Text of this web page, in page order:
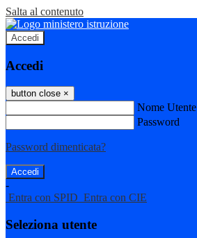
Salta al contenuto
Accedi
Accedi
button close ×
Nome Utente
Password
Password dimenticata?
-
Entra con SPID Entra con CIE
Seleziona utente